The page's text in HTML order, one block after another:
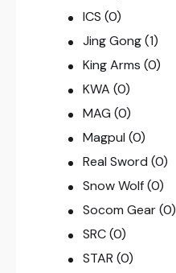
ICS (0)
Jing Gong (1)
King Arms (0)
KWA (0)
MAG (0)
Magpul (0)
Real Sword (0)
Snow Wolf (0)
Socom Gear (0)
SRC (0)
STAR (0)